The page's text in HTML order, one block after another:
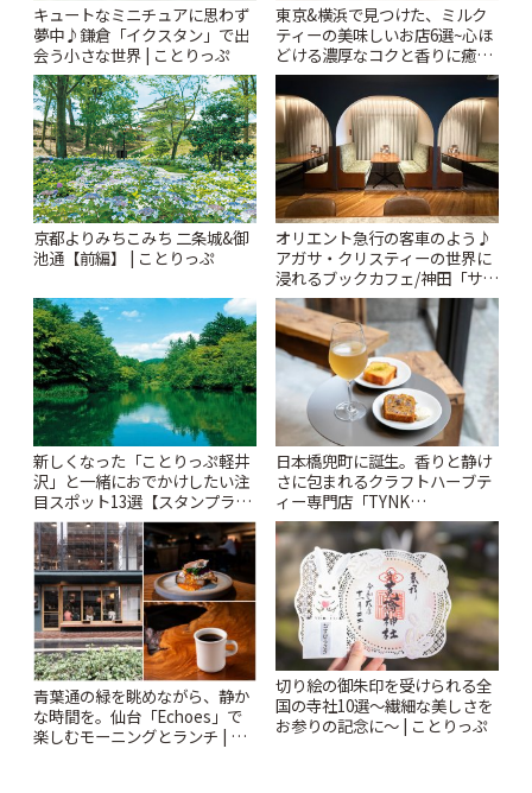
キュートなミニチュアに思わず
夢中♪鎌倉「イクスタン」で出
会う小さな世界 | ことりっぷ
東京&横浜で見つけた、ミルク
ティーの美味しいお店6選~心ほ
どける濃厚なコクと香りに癒や
されるティータイム~ | ことりっ
ぷ
京都よりみちこみち 二条城&御
池通【前編】 | ことりっぷ
オリエント急行の客車のよう♪
アガサ・クリスティーの世界に
浸れるブックカフェ/神田「サロ
ンクリスティ」 | ことりっぷ
新しくなった「ことりっぷ軽井
沢」と一緒におでかけしたい注
目スポット13選【スタンプラリ
ー開催中】 | ことりっぷ
日本橋兜町に誕生。香りと静け
さに包まれるクラフトハーブテ
ィー専門店「TYNK
Kabutocho」 | ことりっぷ
青葉通の緑を眺めながら、静か
な時間を。仙台「Echoes」で
楽しむモーニングとランチ | こ
切り絵の御朱印を受けられる全
国の寺社10選〜繊細な美しさを
お参りの記念に〜 | ことりっぷ